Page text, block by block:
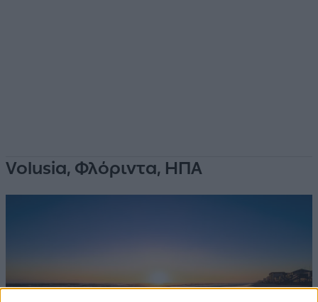
Volusia, Φλόριντα, ΗΠΑ